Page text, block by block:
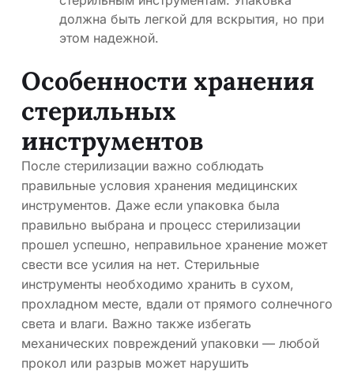
должна быть легкой для вскрытия, но при
этом надежной.
Особенности хранения
стерильных
инструментов
После стерилизации важно соблюдать
правильные условия хранения медицинских
инструментов. Даже если упаковка была
правильно выбрана и процесс стерилизации
прошел успешно, неправильное хранение может
свести все усилия на нет. Стерильные
инструменты необходимо хранить в сухом,
прохладном месте, вдали от прямого солнечного
света и влаги. Важно также избегать
механических повреждений упаковки — любой
прокол или разрыв может нарушить